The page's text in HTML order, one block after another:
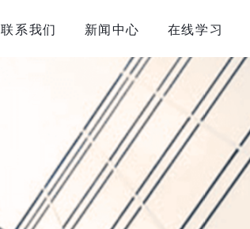
联系我们 新闻中心 在线学习